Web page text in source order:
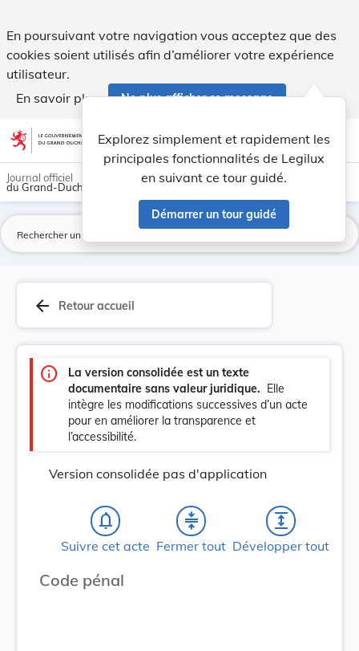
En poursuivant votre navigation vous acceptez que des
cookies soient utilisés afin d’améliorer votre expérience
utilisateur.
En savoir plus
Ne plus afficher ce message
Aller au contenu account_circle help Aide
Explorez simplement et rapidement les
principales fonctionnalités de Legilux
en suivant ce tour guidé.
Démarrer un tour guidé
light_mode dark_mode
Journal officiel
du Grand-Duché de Luxembourg
arrow_back Retour accueil
info
La version consolidée est un texte
documentaire sans valeur juridique. Elle
intègre les modifications successives d’un acte
pour en améliorer la transparence et
l’accessibilité.
Version consolidée pas d'application
notifications_none
Suivre cet acte
compress
Fermer tout
expand
Développer tout
Code pénal